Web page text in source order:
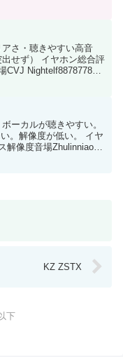
さ・聴きやすい高音
せず） イヤホン総合評
CVJ Nightelf8878778🎧
ーカルが聴きやすい。
。解像度が低い。 イヤ
解像度音場Zhulinniao
KZ ZSTX
下